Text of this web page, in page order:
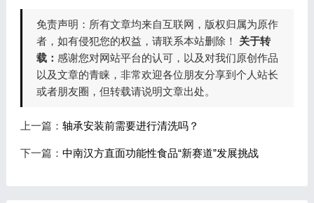
免责声明：所有文章均来自互联网，版权归属为原作
者，如有侵犯您的权益，请联系本站删除！ 关于转
载： 感谢您对网站平台的认可，以及对我们原创作品
以及文章的青睐，非常欢迎各位朋友分享到个人站长
或者朋友圈，但转载请说明文章出处。
上一篇： 轴承安装前需要进行清洗吗？
下一篇： 中南汉方直面功能性食品“新赛道”发展挑战